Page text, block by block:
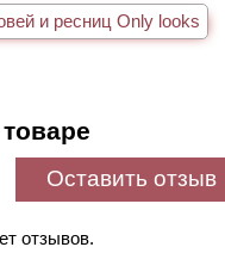
и ресниц Only looks
Оставить отзыв
отзывов.